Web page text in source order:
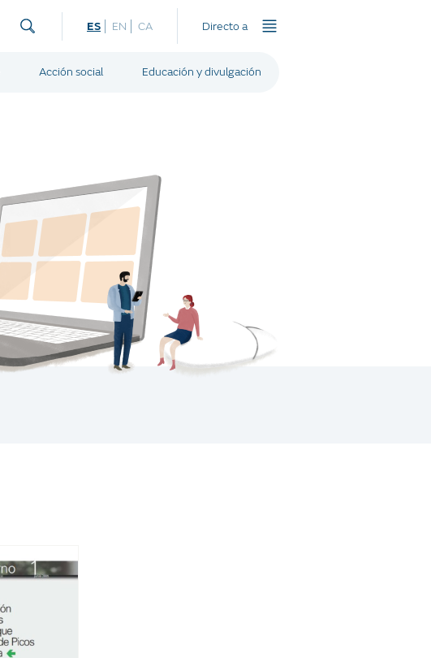
ES EN CA Directo a
Acción social Educación y divulgación